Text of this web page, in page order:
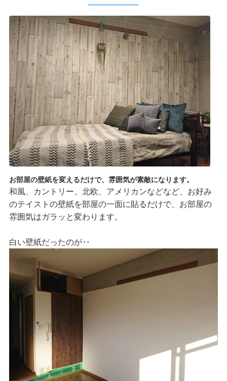
お部屋の壁紙を変えるだけで、雰囲気が素敵になります。
和風、カントリー、北欧、アメリカンなどなど、お好み
のテイストの壁紙を部屋の一面に貼るだけで、お部屋の
雰囲気はガラッと変わります。
白い壁紙だったのが‥